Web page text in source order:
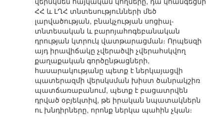
ՀՀ և ԼՂՀ տնտեսությունների մեծ
լարվածության, բնակչության սոցիալ-
տնտեսական և բարոյահոգեբանական
դրության կտրուկ վատթարացման։ Որպեսզի
այդ իրավիճակը չվերածվի չվերահսկվող
քաղաքական գործընթացների,
հասարակությանը պետք է ներկայացվի
պատերազմի վերսկսման խիստ ծանրակշիռ
պատճառաբանում, պետք է բացատրվեն
դրված օբյեկտիվ, թե իրական նպատակներն
ու խնդիրները, որոնք ներկա պահին չկան։